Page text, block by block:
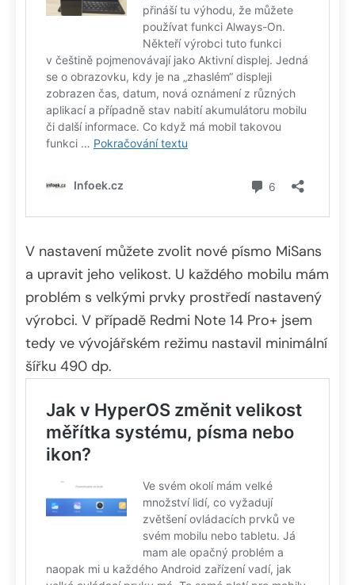
V nastavení můžete zvolit nové písmo MiSans
a upravit jeho velikost. U každého mobilu mám
problém s velkými prvky prostředí nastavený
výrobci. V případě Redmi Note 14 Pro+ jsem
tedy ve vývojářském režimu nastavil minimální
šířku 490 dp.